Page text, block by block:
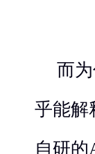
而
乎能解
自研